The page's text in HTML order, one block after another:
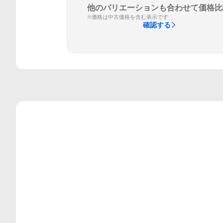
他のバリエーションも合わせて価格
※価格は中古価格を含む表示です
確認する